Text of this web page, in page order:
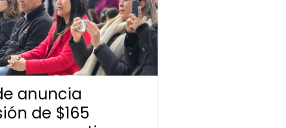
anuncia
de $165